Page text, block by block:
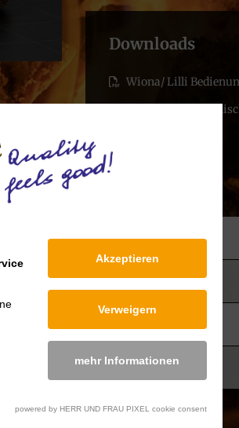
Downloads
Wiona/ Lilli
Wiona/ Lilli
Nennwärmeleistung
Abgasstutzendurchmesser
Abgasmassenstrom
Förderdruck
Akzeptieren
Verweigern
mehr Informationen
powered by HERR UND FRAU PIXEL cookie consent